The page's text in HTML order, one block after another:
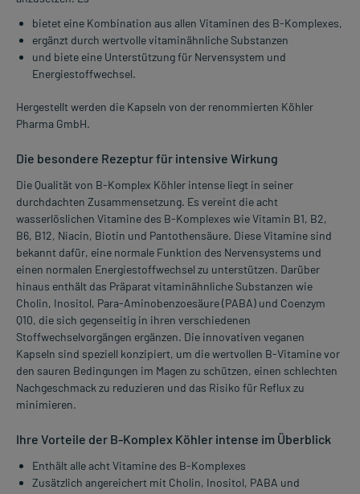
bietet eine Kombination aus allen Vitaminen des B-Komplexes,
ergänzt durch wertvolle vitaminähnliche Substanzen
und biete eine Unterstützung für Nervensystem und
Energiestoffwechsel.
Hergestellt werden die Kapseln von der renommierten Köhler
Pharma GmbH.
Die besondere Rezeptur für intensive Wirkung
Die Qualität von B-Komplex Köhler intense liegt in seiner
durchdachten Zusammensetzung. Es vereint die acht
wasserlöslichen Vitamine des B-Komplexes wie Vitamin B1, B2,
B6, B12, Niacin, Biotin und Pantothensäure. Diese Vitamine sind
bekannt dafür, eine normale Funktion des Nervensystems und
einen normalen Energiestoffwechsel zu unterstützen. Darüber
hinaus enthält das Präparat vitaminähnliche Substanzen wie
Cholin, Inositol, Para-Aminobenzoesäure (PABA) und Coenzym
Q10, die sich gegenseitig in ihren verschiedenen
Stoffwechselvorgängen ergänzen. Die innovativen veganen
Kapseln sind speziell konzipiert, um die wertvollen B-Vitamine vor
den sauren Bedingungen im Magen zu schützen, einen schlechten
Nachgeschmack zu reduzieren und das Risiko für Reflux zu
minimieren.
Ihre Vorteile der B-Komplex Köhler intense im Überblick
Enthält alle acht Vitamine des B-Komplexes
Zusätzlich angereichert mit Cholin, Inositol, PABA und